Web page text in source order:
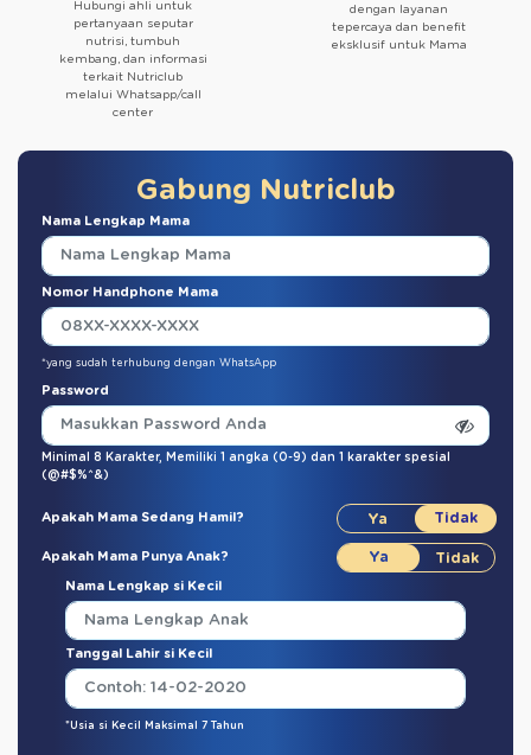
Hubungi ahli untuk
pertanyaan seputar
nutrisi, tumbuh
kembang, dan informasi
terkait Nutriclub
melalui Whatsapp/call
center
dengan layanan
tepercaya dan benefit
eksklusif untuk Mama
Gabung Nutriclub
Nama Lengkap Mama
Nomor Handphone Mama
*yang sudah terhubung dengan WhatsApp
Password
Minimal 8 Karakter, Memiliki 1 angka (0-9) dan 1 karakter spesial
(@#$%^&)
Apakah Mama Sedang Hamil?
Apakah Mama Punya Anak?
Nama Lengkap si Kecil
Tanggal Lahir si Kecil
*Usia si Kecil Maksimal 7 Tahun